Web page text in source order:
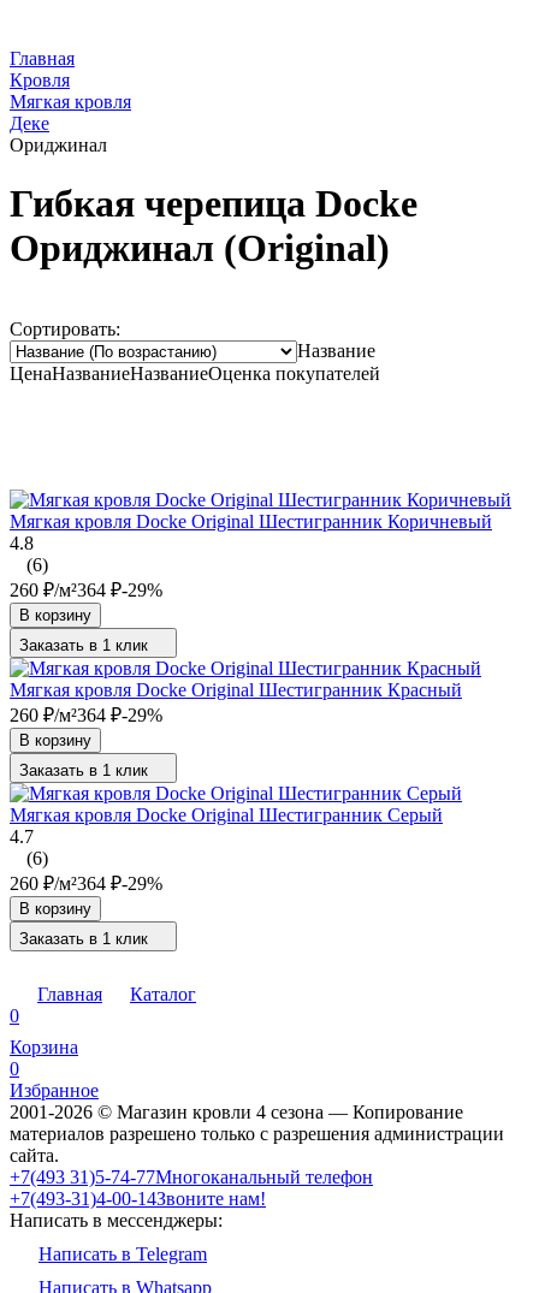
Главная
Кровля
Мягкая кровля
Деке
Ориджинал
Гибкая черепица Docke
Ориджинал (Оriginаl)
Сортировать:
Название
ЦенаНазваниеНазваниеОценка покупателей
Мягкая кровля Docke Original Шестигранник Коричневый
4.8
(6)
260 ₽/м²364 ₽-29%
В корзину
Заказать в 1 клик
Мягкая кровля Docke Original Шестигранник Красный
260 ₽/м²364 ₽-29%
В корзину
Заказать в 1 клик
Мягкая кровля Docke Original Шестигранник Серый
4.7
(6)
260 ₽/м²364 ₽-29%
В корзину
Заказать в 1 клик
Главная
Каталог
0
Корзина
0
Избранное
2001-2026 © Магазин кровли 4 сезона — Копирование
материалов разрешено только с разрешения администрации
сайта.
‎‎+7(493 31)5-74-77Многоканальный телефон
‎‎+7(493-31)4-00-14Звоните нам!
Написать в мессенджеры:
Написать в Telegram
Написать в Whatsapp